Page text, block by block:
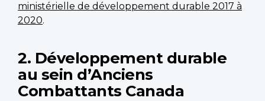
ministérielle de développement durable 2017 à
2020.
2. Développement durable
au sein d’Anciens
Combattants Canada